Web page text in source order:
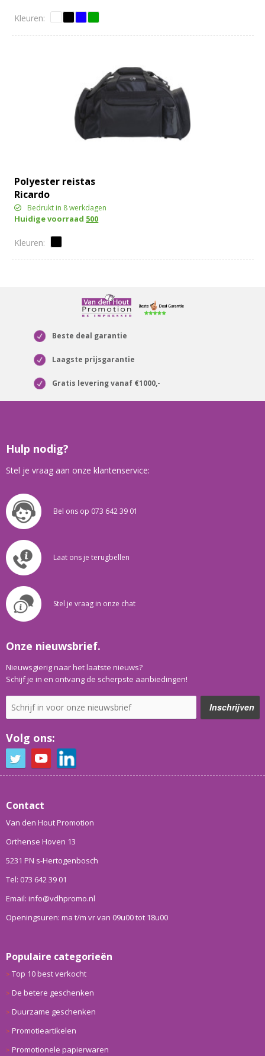
Polyester reistas
Ricardo
Bedrukt in 8 werkdagen
Huidige voorraad 500
Beste deal garantie
Laagste prijsgarantie
Gratis levering vanaf €1000,-
Hulp nodig?
Stel je vraag aan onze klantenservice:
Bel ons op 073 642 39 01
Laat ons je terugbellen
Stel je vraag in onze chat
Onze nieuwsbrief.
Nieuwsgierig naar het laatste nieuws?
Schijf je in en ontvang de scherpste aanbiedingen!
Volg ons:
Contact
Van den Hout Promotion
Orthense Hoven 13
5231 PN s-Hertogenbosch
Tel: 073 642 39 01
Email: info@vdhpromo.nl
Openingsuren: ma t/m vr van 09u00 tot 18u00
Populaire categorieën
Top 10 best verkocht
De betere geschenken
Duurzame geschenken
Promotieartikelen
Promotionele papierwaren